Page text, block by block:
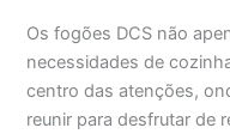
Os fogões DCS não
necessidades de
centro das atenções,
reunir para desfrutar de